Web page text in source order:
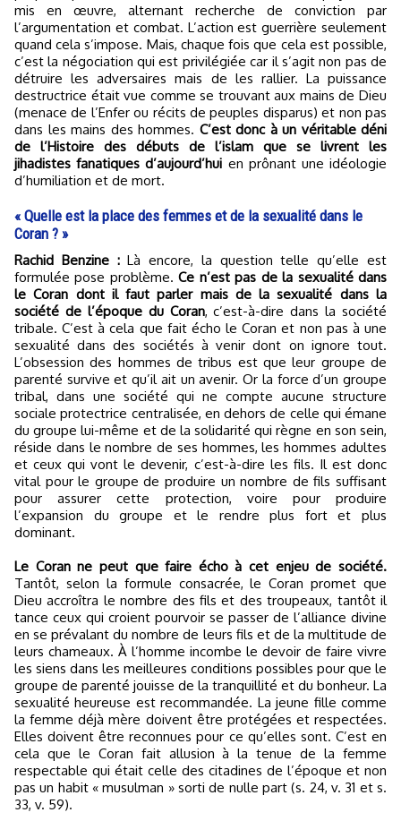
mis en œuvre, alternant recherche de conviction par
l’argumentation et combat. L’action est guerrière seulement
quand cela s’impose. Mais, chaque fois que cela est possible,
c’est la négociation qui est privilégiée car il s’agit non pas de
détruire les adversaires mais de les rallier. La puissance
destructrice était vue comme se trouvant aux mains de Dieu
(menace de l’Enfer ou récits de peuples disparus) et non pas
dans les mains des hommes. C’est donc à un véritable déni
de l’Histoire des débuts de l’islam que se livrent les
jihadistes fanatiques d’aujourd’hui en prônant une idéologie
d’humiliation et de mort.
« Quelle est la place des femmes et de la sexualité dans le
Coran ? »
Rachid Benzine :Là encore, la question telle qu’elle est
formulée pose problème.Ce n’est pas de la sexualité dans
le Coran dont il faut parler mais de la sexualité dans la
société de l’époque du Coran, c’est-à-dire dans la société
tribale. C’est à cela que fait écho le Coran et non pas à une
sexualité dans des sociétés à venir dont on ignore tout.
L’obsession des hommes de tribus est que leur groupe de
parenté survive et qu’il ait un avenir. Or la force d’un groupe
tribal, dans une société qui ne compte aucune structure
sociale protectrice centralisée, en dehors de celle qui émane
du groupe lui-même et de la solidarité qui règne en son sein,
réside dans le nombre de ses hommes, les hommes adultes
et ceux qui vont le devenir, c’est-à-dire les fils. Il est donc
vital pour le groupe de produire un nombre de fils suffisant
pour assurer cette protection, voire pour produire
l’expansion du groupe et le rendre plus fort et plus
dominant.
Le Coran ne peut que faire écho à cet enjeu de société.
Tantôt, selon la formule consacrée, le Coran promet que
Dieu accroîtra le nombre des fils et des troupeaux, tantôt il
tance ceux qui croient pourvoir se passer de l’alliance divine
en se prévalant du nombre de leurs fils et de la multitude de
leurs chameaux. À l’homme incombe le devoir de faire vivre
les siens dans les meilleures conditions possibles pour que le
groupe de parenté jouisse de la tranquillité et du bonheur. La
sexualité heureuse est recommandée. La jeune fille comme
la femme déjà mère doivent être protégées et respectées.
Elles doivent être reconnues pour ce qu’elles sont. C’est en
cela que le Coran fait allusion à la tenue de la femme
respectable qui était celle des citadines de l’époque et non
pas un habit « musulman » sorti de nulle part (s. 24, v. 31 et s.
33, v. 59).